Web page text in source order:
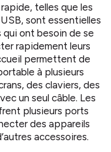
telles que les
sont essentielles
qui ont besoin de se
rapidement leurs
permettent de
à plusieurs
des claviers, des
un seul câble. Les
plusieurs ports
des appareils
accessoires.